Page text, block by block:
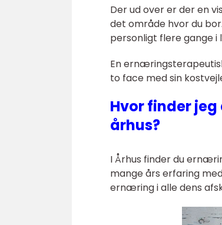
Der ud over er der en
det område hvor du
personligt flere gange
En
to face med sin
Hvor finder
århus?
I Århus finder du
mange års erfaring
ernæring i alle dens